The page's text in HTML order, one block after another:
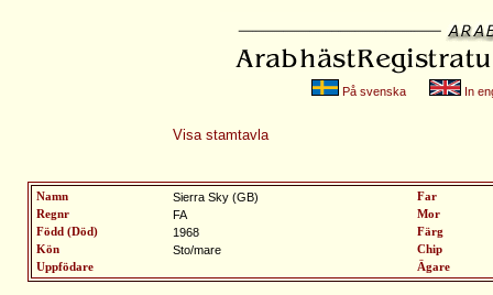
På svenska In
Visa stamtavla
Namn Sierra Sky (GB)
Far
Regnr
FA
Mor
Född (Död)
1968
Färg
Kön
Sto/mare
Chip
Uppfödare
Ägare